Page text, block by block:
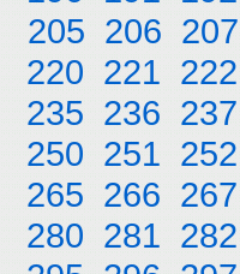
205 206 207
220 221 222
235 236 237
250 251 252
265 266 267
280 281 282